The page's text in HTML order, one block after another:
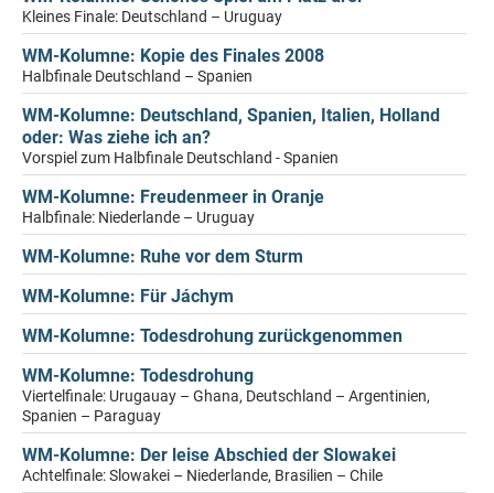
Kleines Finale: Deutschland – Uruguay
WM-Kolumne: Kopie des Finales 2008
Halbfinale Deutschland – Spanien
WM-Kolumne: Deutschland, Spanien, Italien, Holland
oder: Was ziehe ich an?
Vorspiel zum Halbfinale Deutschland - Spanien
WM-Kolumne: Freudenmeer in Oranje
Halbfinale: Niederlande – Uruguay
WM-Kolumne: Ruhe vor dem Sturm
WM-Kolumne: Für Jáchym
WM-Kolumne: Todesdrohung zurückgenommen
WM-Kolumne: Todesdrohung
Viertelfinale: Urugauay – Ghana, Deutschland – Argentinien,
Spanien – Paraguay
WM-Kolumne: Der leise Abschied der Slowakei
Achtelfinale: Slowakei – Niederlande, Brasilien – Chile